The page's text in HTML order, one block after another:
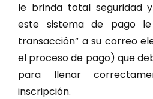
le brinda total seguridad
este sistema de pago
transacción” a su correo
el proceso de pago) que
para llenar
inscripción.